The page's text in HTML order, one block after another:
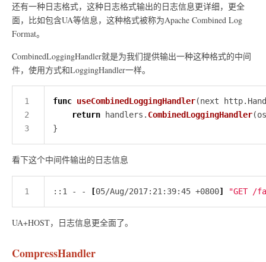
还有一种日志格式，这种日志格式输出的日志信息更详细，更全
面，比如包含UA等信息，这种格式被称为Apache Combined Log
Format。
CombinedLoggingHandler就是为我们提供输出一种这种格式的中间
件，使用方式和LoggingHandler一样。
1
2
3
func useCombinedLoggingHandler
return handlers. CombinedLoggingHandler
看下这个中间件输出的日志信息
::1 - - [05/Aug/2017:21:39:45 +0800] "GET /
UA+HOST，日志信息更全面了。
CompressHandler